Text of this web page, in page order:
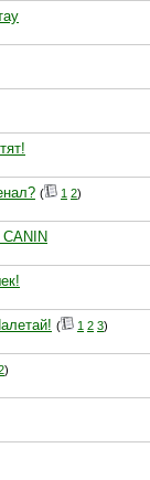
( 1 2)
( 1 2 3)
)